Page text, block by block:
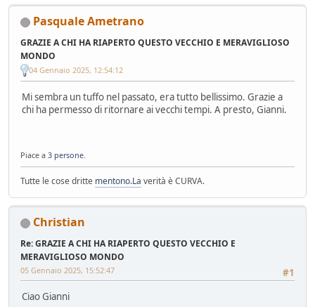
Pasquale Ametrano
GRAZIE A CHI HA RIAPERTO QUESTO VECCHIO E MERAVIGLIOSO
MONDO
04 Gennaio 2025, 12:54:12
Mi sembra un tuffo nel passato, era tutto bellissimo. Grazie a
chi ha permesso di ritornare ai vecchi tempi. A presto, Gianni.
Piace a 3 persone.
Tutte le cose dritte mentono.La verità è CURVA.
Christian
Re: GRAZIE A CHI HA RIAPERTO QUESTO VECCHIO E
MERAVIGLIOSO MONDO
#1
05 Gennaio 2025, 15:52:47
Ciao Gianni